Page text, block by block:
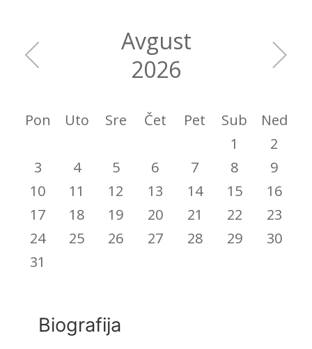
Avgust
2026
Pon Uto Sre Čet Pet Sub
Ned
1
2
3
4 5 6 7 8
9
10
11 12 13 14 15
16
17
18 19 20 21 22
23
24
25 26 27 28 29
30
31
Biografija